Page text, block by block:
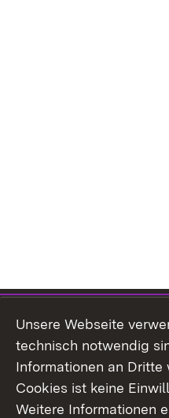
Themenübersicht
Unsere Webseite
technisch notwendig
Informationen an Dritte
Cookies ist keine
Weitere Informationen